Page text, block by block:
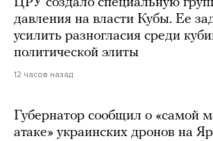
ЦРУ создало специальную
давления на власти Кубы. Ее
усилить разногласия среди
политической элиты
12 часов назад
Губернатор сообщил о «самой
атаке» украинских дронов на